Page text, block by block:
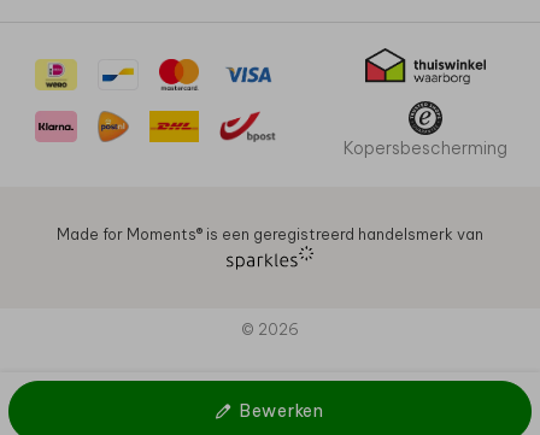
Bewerken
Kopersbescherming
Made for Moments®️ is een geregistreerd handelsmerk van
© 2026